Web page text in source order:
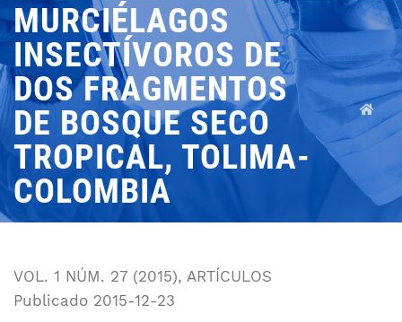
MURCIÉLAGOS
INSECTÍVOROS DE
DOS FRAGMENTOS
DE BOSQUE SECO
TROPICAL, TOLIMA-
COLOMBIA
VOL. 1 NÚM. 27 (2015), ARTÍCULOS
Publicado 2015-12-23